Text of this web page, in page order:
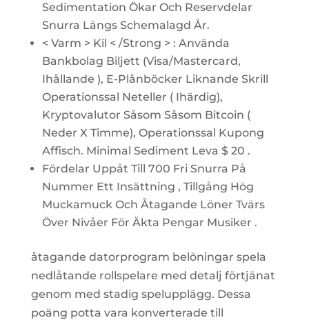
Sedimentation Ökar Och Reservdelar
Snurra Längs Schemalagd År.
< Varm > Kil < /Strong > : Använda
Bankbolag Biljett (Visa/Mastercard,
Ihållande ), E-Plånböcker Liknande Skrill
Operationssal Neteller ( Ihärdig),
Kryptovalutor Såsom Såsom Bitcoin (
Neder X Timme), Operationssal Kupong
Affisch. Minimal Sediment Leva $ 20 .
Fördelar Uppåt Till 700 Fri Snurra På
Nummer Ett Insättning , Tillgång Hög
Muckamuck Och Åtagande Löner Tvärs
Över Nivåer För Äkta Pengar Musiker .
åtagande datorprogram belöningar spela
nedlåtande rollspelare med detalj förtjänat
genom med stadig spelupplägg. Dessa
poäng potta vara konverterade till